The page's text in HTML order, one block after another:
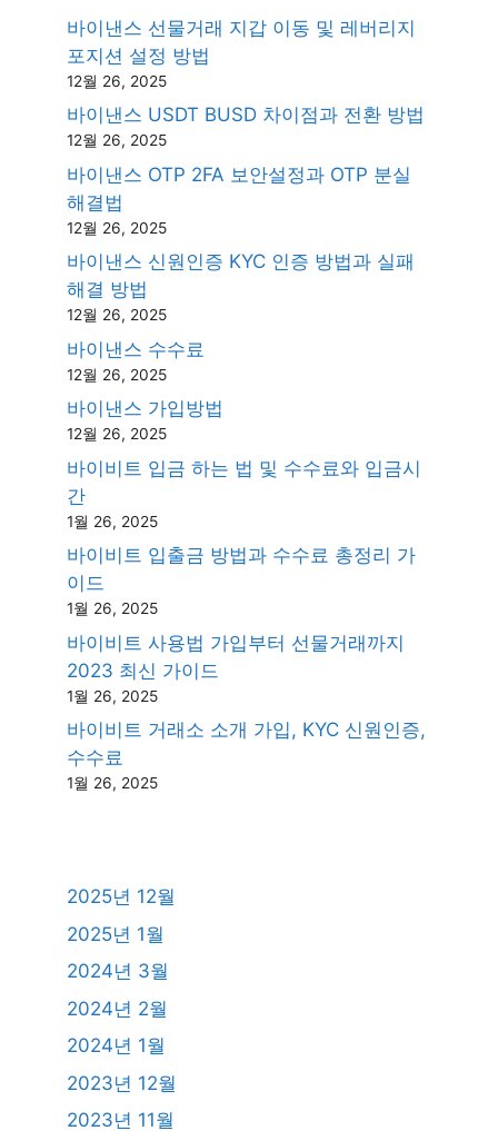
바이낸스 선물거래 지갑 이동 및 레버리지
포지션 설정 방법
12월 26, 2025
바이낸스 USDT BUSD 차이점과 전환 방법
12월 26, 2025
바이낸스 OTP 2FA 보안설정과 OTP 분실
해결법
12월 26, 2025
바이낸스 신원인증 KYC 인증 방법과 실패
해결 방법
12월 26, 2025
바이낸스 수수료
12월 26, 2025
바이낸스 가입방법
12월 26, 2025
바이비트 입금 하는 법 및 수수료와 입금시
간
1월 26, 2025
바이비트 입출금 방법과 수수료 총정리 가
이드
1월 26, 2025
바이비트 사용법 가입부터 선물거래까지
2023 최신 가이드
1월 26, 2025
바이비트 거래소 소개 가입, KYC 신원인증,
수수료
1월 26, 2025
2025년 12월
2025년 1월
2024년 3월
2024년 2월
2024년 1월
2023년 12월
2023년 11월